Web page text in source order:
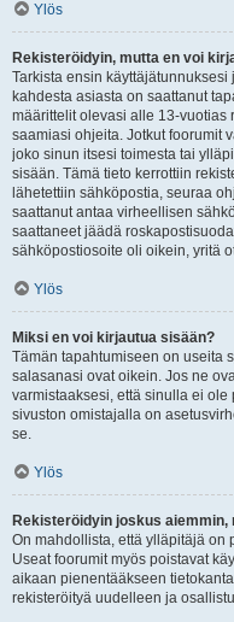
Ylös
Rekisteröidyin, mutta en voi
Tarkista ensin
kahdesta asiasta on saattanut
määrittelit olevasi alle 13-vuotias
saamiasi ohjeita. Jotkut foorumit
joko sinun itsesi toimesta tai
sisään. Tämä tieto kerrottiin
lähetettiin sähköpostia, seuraa
saattanut antaa virheellisen
saattaneet jäädä
sähköpostiosoite oli oikein, yritä
Ylös
Miksi en voi kirjautua sisään?
Tämän tapahtumiseen on useita
salasanasi ovat oikein. Jos ne
varmistaaksesi, että sinulla ei
sivuston omistajalla on
se.
Ylös
Rekisteröidyin joskus
On mahdollista, että ylläpitäjä on
Useat foorumit myös poistavat
aikaan pienentääkseen
rekisteröityä uudelleen ja